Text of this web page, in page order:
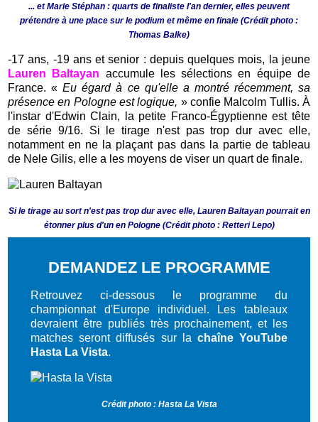
... et Marie Stéphan : quarts de finaliste l'an dernier, elles peuvent
prétendre à une place sur le podium et même en finale (Crédit photo :
Thomas Balke)
-17 ans, -19 ans et senior : depuis quelques mois, la jeune
Lauren Baltayan accumule les sélections en équipe de
France. «Eu égard à ce qu'elle a montré récemment, sa
présence en Pologne est logique, » confie Malcolm Tullis. À
l'instar d'Edwin Clain, la petite Franco-Égyptienne est tête
de série 9/16. Si le tirage n'est pas trop dur avec elle,
notamment en ne la plaçant pas dans la partie de tableau
de Nele Gilis, elle a les moyens de viser un quart de finale.
Si le tirage au sort n'est pas trop dur avec elle, Lauren Baltayan pourrait en
étonner plus d'un en Pologne (Crédit photo : Retteri Lepo)
DEMANDEZ LE PROGRAMME
Retrouvez ci-dessous le programme du
championnat d'Europe individuel. Les tableaux
devraient être publiés très prochainement, et les
matches seront diffusés sur la chaîne YouTube
Hasta La Vista.
Crédit photo : Hasta La Vista